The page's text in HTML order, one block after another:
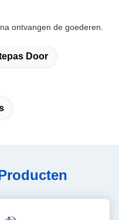
ontvangen de goederen.
Door